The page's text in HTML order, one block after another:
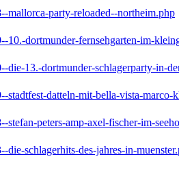
mallorca-party-reloaded--northeim.php
10.-dortmunder-fernsehgarten-im-
die-13.-dortmunder-schlagerparty-in-
stadtfest-datteln-mit-bella-vista-marco-
stefan-peters-amp-axel-fischer-im-
die-schlagerhits-des-jahres-in-